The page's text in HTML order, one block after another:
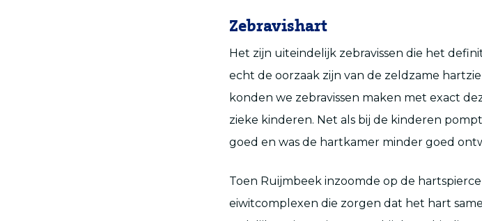
Zebravishart
Het zijn uiteindelijk zebravissen die het
echt de oorzaak zijn van de zeldzame
konden we zebravissen maken met exact
zieke kinderen. Net als bij de kinderen
goed en was de hartkamer minder goed
Toen Ruijmbeek inzoomde op de
eiwitcomplexen die zorgen dat het hart